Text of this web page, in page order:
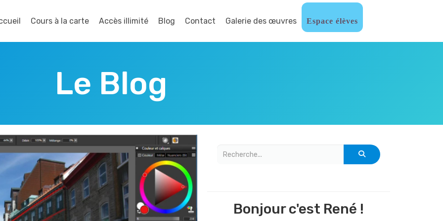
Cours à la carte Accès illimité Blog Contact Galerie des œuvres Espace élèves
Le Blog
Bonjour c'est René !